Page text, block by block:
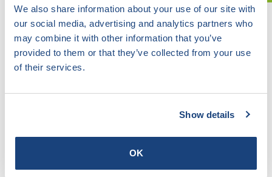
We also share information about your use of our site with
our social media, advertising and analytics partners who
may combine it with other information that you’ve
provided to them or that they’ve collected from your use
of their services.
Show details
OK